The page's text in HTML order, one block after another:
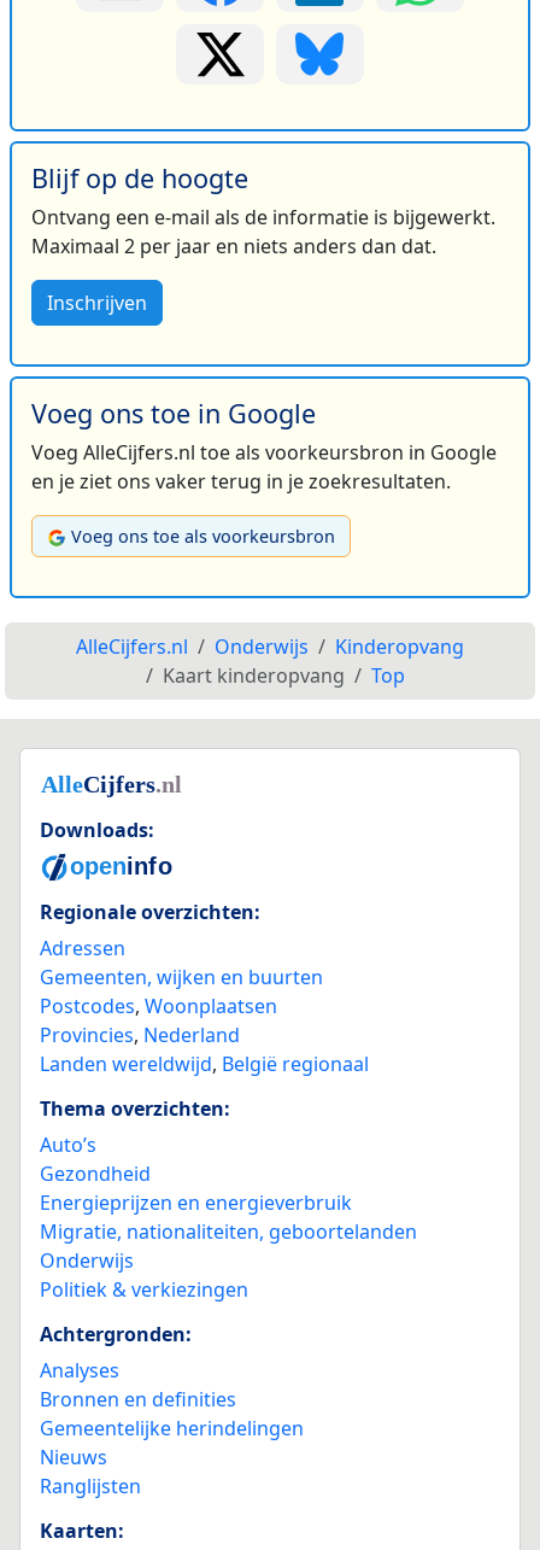
Blijf op de hoogte
Ontvang een e-mail als de informatie is bijgewerkt.
Maximaal 2 per jaar en niets anders dan dat.
Inschrijven
Voeg ons toe in Google
Voeg AlleCijfers.nl toe als voorkeursbron in Google
en je ziet ons vaker terug in je zoekresultaten.
Voeg ons toe als voorkeursbron
AlleCijfers.nl Onderwijs
Kinderopvang
Kaart kinderopvang
Top
Downloads:
Regionale overzichten:
Adressen
Gemeenten, wijken en buurten
Postcodes, Woonplaatsen
Provincies, Nederland
Landen wereldwijd, België regionaal
Thema overzichten:
Auto’s
Gezondheid
Energieprijzen en energieverbruik
Migratie, nationaliteiten, geboortelanden
Onderwijs
Politiek & verkiezingen
Achtergronden:
Analyses
Bronnen en definities
Gemeentelijke herindelingen
Nieuws
Ranglijsten
Kaarten: